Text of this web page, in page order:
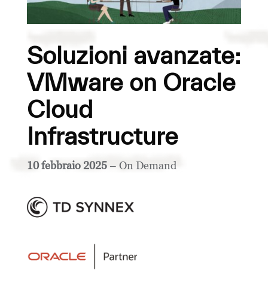
Soluzioni avanzate:
VMware on Oracle
Cloud
Infrastructure
10 febbraio 2025– On Demand